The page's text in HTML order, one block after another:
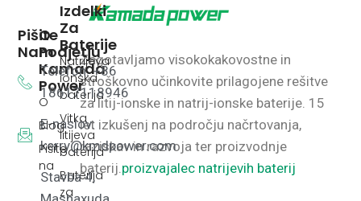
Zagotavljamo visokokakovostne in
stroškovno učinkovite prilagojene rešitve
za litij-ionske in natrij-ionske baterije. 15
let izkušenj na področju načrtovanja,
raziskav in razvoja ter proizvodnje
baterij. proizvajalec natrijevih baterij
Izdelki
Za
Baterije
Natrijeva
ionska
baterija
Vitka
litijeva
baterija
Baterija
za
O
Podjetju
Kamada
Power
O
Blog
Pišite
na
Pišite
Nam
Telefon: +86
18617118946
E-naslov:
kerry@kmdpower.com
Stavba 4,